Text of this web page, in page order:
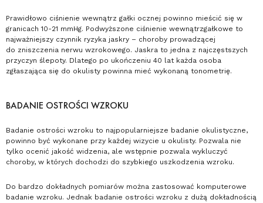
Prawidłowo ciśnienie wewnątrz gałki ocznej powinno mieścić się w
granicach 10-21 mmHg. Podwyższone ciśnienie wewnątrzgałkowe to
najważniejszy czynnik ryzyka jaskry – choroby prowadzącej
do zniszczenia nerwu wzrokowego. Jaskra to jedna z najczęstszych
przyczyn ślepoty. Dlatego po ukończeniu 40 lat każda osoba
zgłaszająca się do okulisty powinna mieć wykonaną tonometrię.
BADANIE OSTROŚCI WZROKU
Badanie ostrości wzroku to najpopularniejsze badanie okulistyczne,
powinno być wykonane przy każdej wizycie u okulisty. Pozwala nie
tylko ocenić jakość widzenia, ale wstępnie pozwala wykluczyć
choroby, w których dochodzi do szybkiego uszkodzenia wzroku.
Do bardzo dokładnych pomiarów można zastosować komputerowe
badanie wzroku. Jednak badanie ostrości wzroku z dużą dokładnością